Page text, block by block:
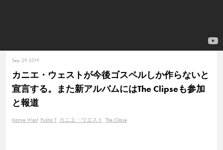
Sep. 29 2019
カニエ・ウェストが今後ゴスペルしか作らないと
宣言する。また新アルバムにはThe Clipseも参加
と報道
Kanye West Pusha T カニエ・ウエスト The Clipse